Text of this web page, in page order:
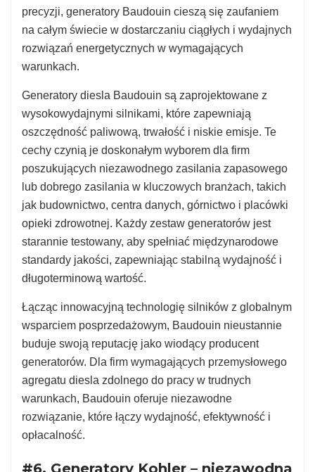
precyzji, generatory Baudouin cieszą się zaufaniem
na całym świecie w dostarczaniu ciągłych i wydajnych
rozwiązań energetycznych w wymagających
warunkach.
Generatory diesla Baudouin są zaprojektowane z
wysokowydajnymi silnikami, które zapewniają
oszczędność paliwową, trwałość i niskie emisje. Te
cechy czynią je doskonałym wyborem dla firm
poszukujących niezawodnego zasilania zapasowego
lub dobrego zasilania w kluczowych branżach, takich
jak budownictwo, centra danych, górnictwo i placówki
opieki zdrowotnej. Każdy zestaw generatorów jest
starannie testowany, aby spełniać międzynarodowe
standardy jakości, zapewniając stabilną wydajność i
długoterminową wartość.
Łącząc innowacyjną technologię silników z globalnym
wsparciem posprzedażowym, Baudouin nieustannie
buduje swoją reputację jako wiodący producent
generatorów. Dla firm wymagających przemysłowego
agregatu diesla zdolnego do pracy w trudnych
warunkach, Baudouin oferuje niezawodne
rozwiązanie, które łączy wydajność, efektywność i
opłacalność.
#6. Generatory Kohler – niezawodna